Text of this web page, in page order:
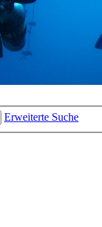
Erweiterte Suche